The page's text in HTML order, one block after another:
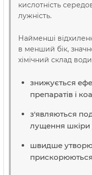
кислотність
лужність.
Найменші
в менший бік,
хімічний склад
знижується
препаратів і
з'являються
лущення шкіри
швидше
прискорюються